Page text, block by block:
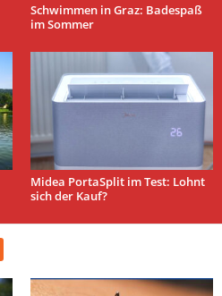
Schwimmen in Graz: Badespaß
im Sommer
Midea PortaSplit im Test: Lohnt
sich der Kauf?